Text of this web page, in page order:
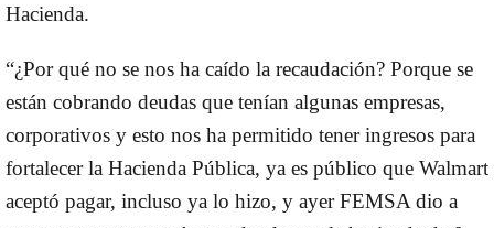
Hacienda.
“¿Por qué no se nos ha caído la recaudación? Porque se
están cobrando deudas que tenían algunas empresas,
corporativos y esto nos ha permitido tener ingresos para
fortalecer la Hacienda Pública, ya es público que Walmart
aceptó pagar, incluso ya lo hizo, y ayer FEMSA dio a